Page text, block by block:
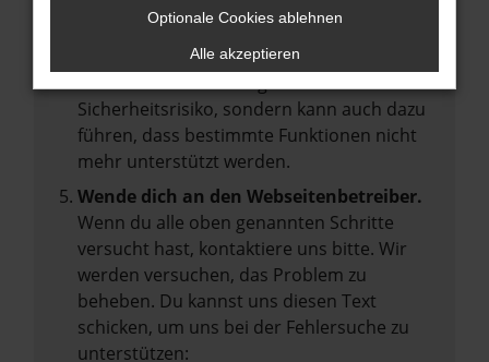
Betriebssystem auf dem neuesten Stand
Veraltete Software birgt nicht nur ein
Sicherheitsrisiko, sondern kann auch dazu
führen, dass bestimmte Funktionen nicht
mehr unterstützt werden.
Wende dich an den Webseitenbetreiber.
Wenn du alle oben genannten Schritte
versucht hast, kontaktiere uns bitte. Wir
werden versuchen, das Problem zu
beheben. Du kannst uns diesen Text
schicken, um uns bei der Fehlersuche zu
unterstützen:
Optionale Cookies ablehnen
Alle akzeptieren